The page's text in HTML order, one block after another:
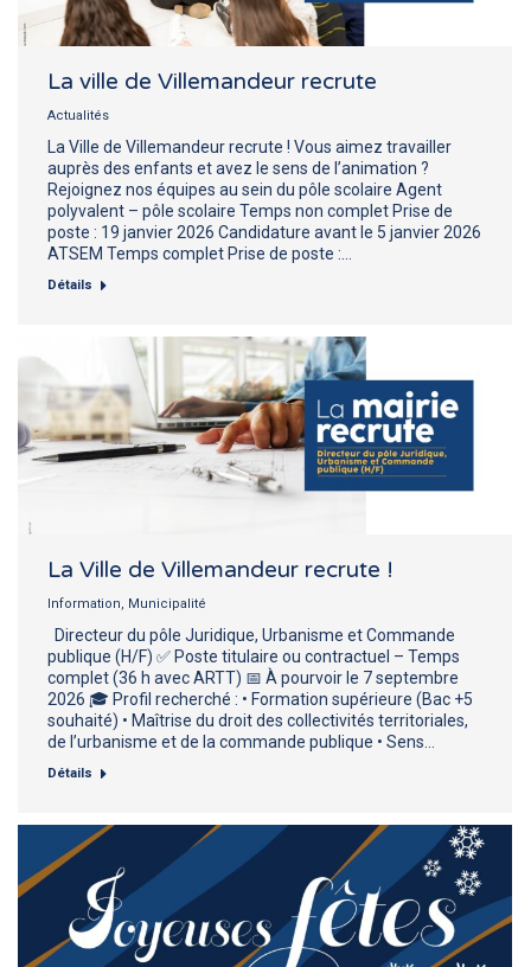
La ville de Villemandeur recrute
Actualités
La Ville de Villemandeur recrute ! Vous aimez travailler
auprès des enfants et avez le sens de l’animation ?
Rejoignez nos équipes au sein du pôle scolaire Agent
polyvalent – pôle scolaire Temps non complet Prise de
poste : 19 janvier 2026 Candidature avant le 5 janvier 2026
ATSEM Temps complet Prise de poste :…
Détails
La Ville de Villemandeur recrute !
Information, Municipalité
Directeur du pôle Juridique, Urbanisme et Commande
publique (H/F) ✅ Poste titulaire ou contractuel – Temps
complet (36 h avec ARTT) 📅 À pourvoir le 7 septembre
2026 🎓 Profil recherché : • Formation supérieure (Bac +5
souhaité) • Maîtrise du droit des collectivités territoriales,
de l’urbanisme et de la commande publique • Sens…
Détails